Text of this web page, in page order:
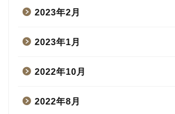
2023年2月
2023年1月
2022年10月
2022年8月